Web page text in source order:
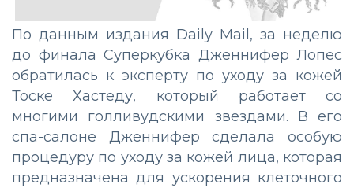
По данным издания Daily Mail, за неделю
до финала Суперкубка Дженнифер Лопес
обратилась к эксперту по уходу за кожей
Тоске Хастеду, который работает со
многими голливудскими звездами. В его
спа-салоне Дженнифер сделала особую
процедуру по уходу за кожей лица, которая
предназначена для ускорения клеточного